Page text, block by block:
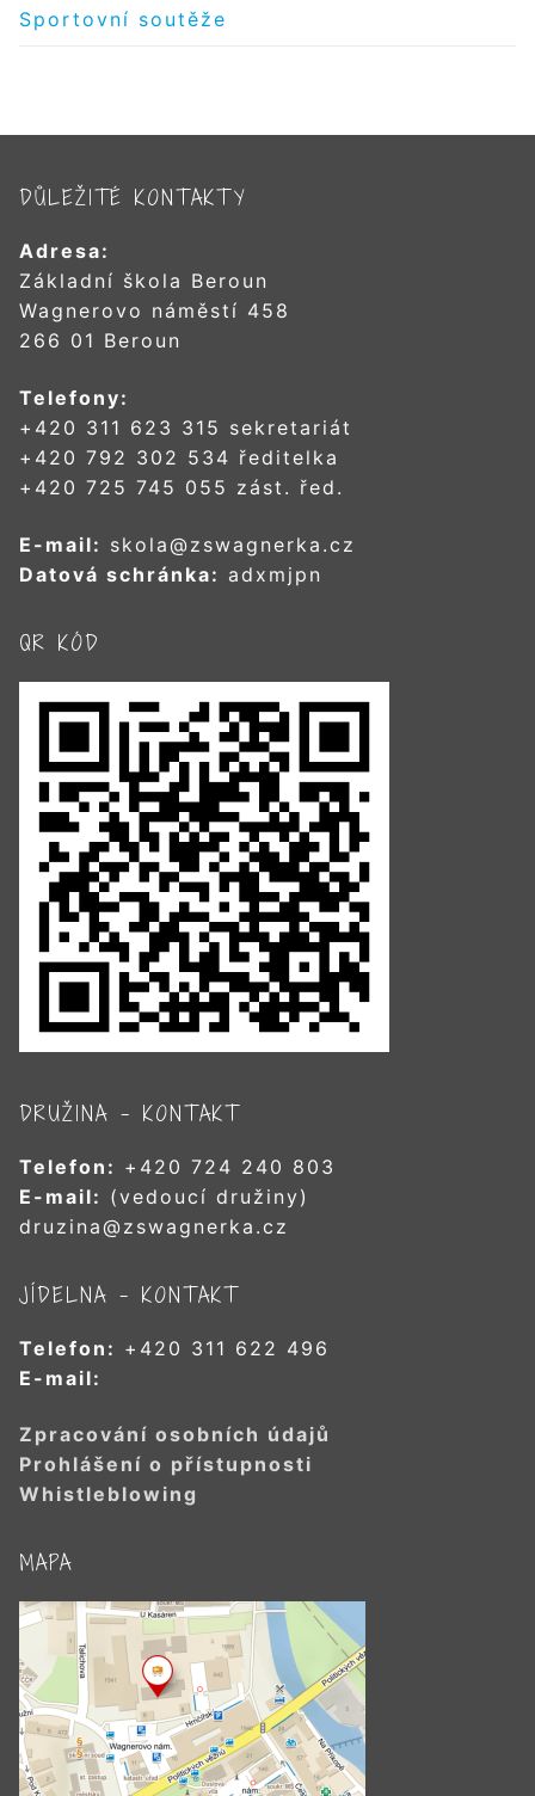
Sportovní soutěže
DŮLEŽITÉ KONTAKTY
Adresa:
Základní škola Beroun
Wagnerovo náměstí 458
266 01 Beroun
Telefony:
+420 311 623 315 sekretariát
+420 792 302 534 ředitelka
+420 725 745 055 zást. řed.
E-mail: skola@zswagnerka.cz
Datová schránka: adxmjpn
QR KÓD
DRUŽINA – KONTAKT
Telefon: +420 724 240 803
E-mail: (vedoucí družiny)
druzina@zswagnerka.cz
JÍDELNA – KONTAKT
Telefon: +420 311 622 496
E-mail:
Zpracování osobních údajů
Prohlášení o přístupnosti
Whistleblowing
MAPA